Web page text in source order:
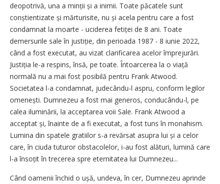
deopotrivă, una a minții și a inimii. Toate păcatele sunt
conștientizate și mărturisite, nu și acela pentru care a fost
condamnat la moarte - uciderea fetiței de 8 ani. Toate
demersurile sale în justiție, din perioada 1987 - 8 iunie 2022,
când a fost executat, au vizat clarificarea acelor împrejurări.
Jus­tiția le-a respins, însă, pe toate. Întoarcerea la o viață
normală nu a mai fost posibilă pentru Frank Atwood.
Societatea l-a condamnat, judecându-l aspru, conform legilor
omenești. Dumnezeu a fost mai generos, conducându-l, pe
calea iluminării, la acceptarea voii Sale. Frank Atwood a
acceptat și, înainte de a fi executat, a fost tuns în monahism.
Lumina din spatele gratiilor s-a revărsat asupra lui și a celor
care, în ciuda tuturor obstacolelor, i-au fost alături, lumină care
l-a însoțit în trecerea spre eternitatea lui Dumnezeu...
Când oamenii închid o ușă, undeva, în cer, Dumnezeu aprinde